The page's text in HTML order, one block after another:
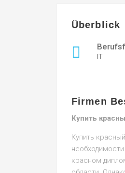
Überblick
IT
Firmen
Купить
Купить
красном